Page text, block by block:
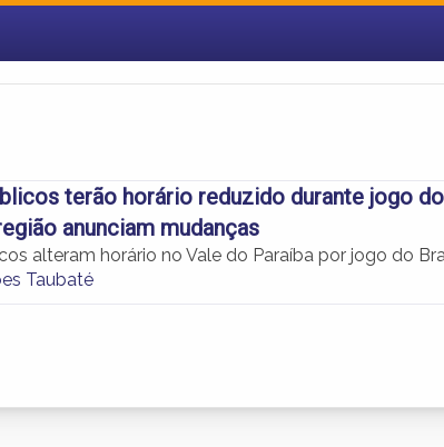
terão horário reduzido durante jogo
anunciam mudanças
alteram horário no Vale do Paraíba por jogo do
Taubaté